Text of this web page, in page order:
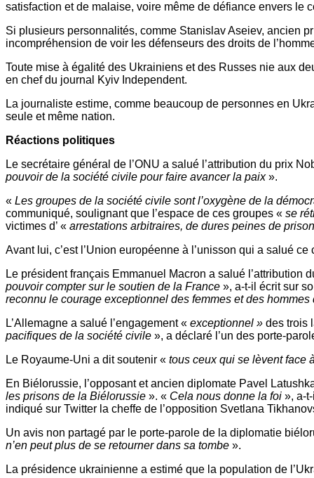
satisfaction et de malaise, voire même de défiance envers le
Si plusieurs personnalités, comme Stanislav Aseiev, ancien
incompréhension de voir les défenseurs des droits de
Toute mise à égalité des Ukrainiens et des Russes nie aux
en chef du journal Kyiv Independent.
La journaliste estime, comme beaucoup de personnes en
seule et même nation.
Réactions politiques
Le secrétaire général de l’ONU a salué l’attribution du prix
pouvoir de la société civile pour faire avancer la paix».
« Les groupes de la société civile sont l’oxygène de la
communiqué, soulignant que l’espace de ces groupes « se
victimes d’ « arrestations arbitraires, de dures peines de
Avant lui, c’est l’Union européenne à l’unisson qui a salué
Le président français Emmanuel Macron a salué l’attribution
pouvoir compter sur le soutien de la France », a-t-il écrit sur
reconnu le courage exceptionnel des femmes et des hommes
L’Allemagne a salué l’engagement « exceptionnel » des trois
pacifiques de la société civile », a déclaré l’un des porte-
Le Royaume-Uni a dit soutenir « tous ceux qui se lèvent face
En Biélorussie, l’opposant et ancien diplomate Pavel
les prisons de la Biélorussie ». « Cela nous donne la foi », a-
indiqué sur Twitter la cheffe de l’opposition Svetlana
Un avis non partagé par le porte-parole de la diplomatie
n’en peut plus de se retourner dans sa tombe ».
La présidence ukrainienne a estimé que la population de